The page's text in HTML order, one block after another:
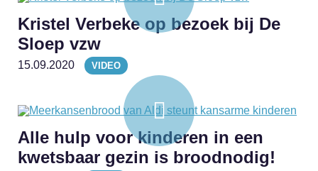
Kristel Verbeke op bezoek bij De
Sloep vzw
15.09.2020 VIDEO
Alle hulp voor kinderen in een
kwetsbaar gezin is broodnodig!